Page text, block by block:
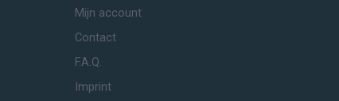
Mijn account
Contact
F.A.Q.
Imprint